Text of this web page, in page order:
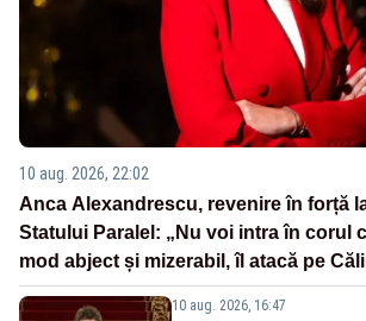
10 aug. 2026, 22:02
Anca Alexandrescu, revenire în forță
Statului Paralel: „Nu voi intra în corul
mod abject și mizerabil, îl atacă pe
10 aug. 2026, 16:47